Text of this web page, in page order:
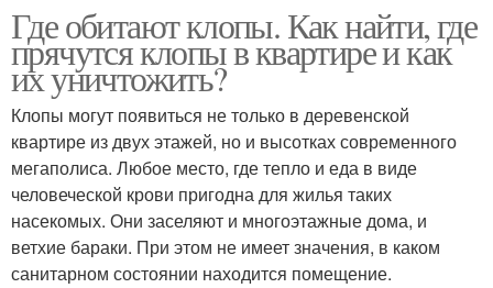
Где обитают клопы. Как найти, где
прячутся клопы в квартире и как
их уничтожить?
Клопы могут появиться не только в деревенской
квартире из двух этажей, но и высотках современного
мегаполиса. Любое место, где тепло и еда в виде
человеческой крови пригодна для жилья таких
насекомых. Они заселяют и многоэтажные дома, и
ветхие бараки. При этом не имеет значения, в каком
санитарном состоянии находится помещение.